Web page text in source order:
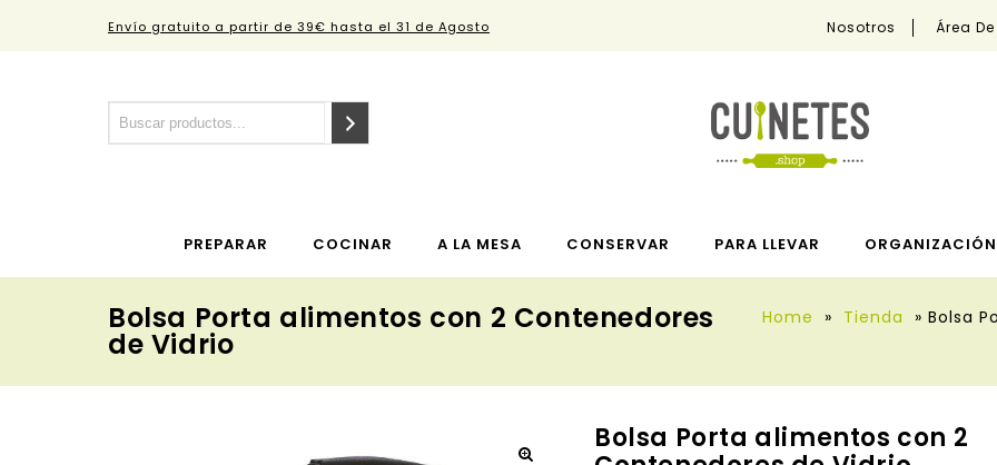
Envío gratuito a partir de 39€ hasta el 31 de Agosto Nosotros Área
PREPARAR COCINAR A LA MESA CONSERVAR PARA LLEVAR
Bolsa Porta alimentos con 2 Contenedores
de Vidrio
Home » Tienda » Bolsa
Bolsa Porta alimentos con 2